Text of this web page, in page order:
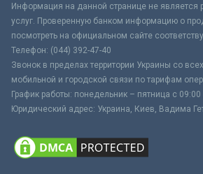
Информация на данной странице не является
услуг. Проверенную банком информацию о
посмотреть на официальном сайте
Телефон: (044) 392-47-40
Звонок в пределах территории Украины со
мобильной и городской связи по тарифам
График работы: понедельник – пятница с
Юридический адрес: Украина, Киев, Вадима